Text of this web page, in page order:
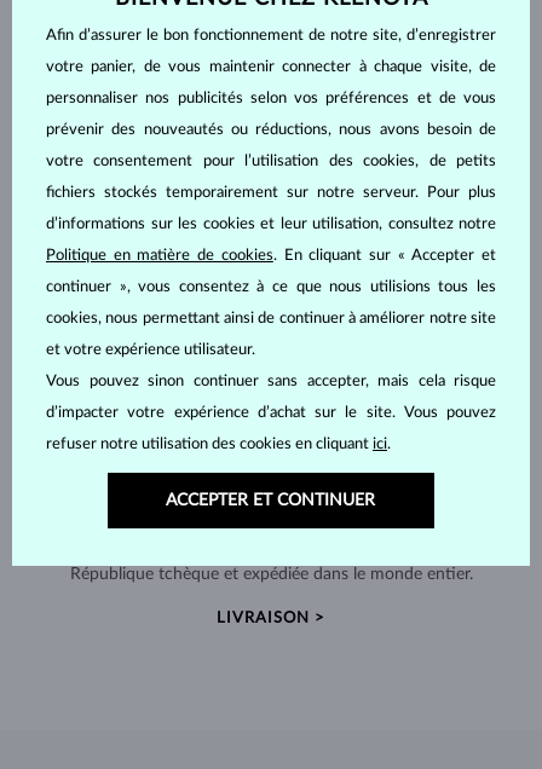
BIJOUX DE L'ATELIER KLENOTA
FABRIQUÉS À LA MAIN À PRAGUE
République tchèque et expédiée dans le monde entier.
LIVRAISON >
Afin d’assurer le bon fonctionnement de notre site, d’enregistrer
votre panier, de vous maintenir connecter à chaque visite, de
personnaliser nos publicités selon vos préférences et de vous
prévenir des nouveautés ou réductions, nous avons besoin de
votre consentement pour l’utilisation des cookies, de petits
fichiers stockés temporairement sur notre serveur. Pour plus
d’informations sur les cookies et leur utilisation, consultez notre
Politique en matière de cookies. En cliquant sur « Accepter et
continuer », vous consentez à ce que nous utilisions tous les
cookies, nous permettant ainsi de continuer à améliorer notre site
et votre expérience utilisateur.
Vous pouvez sinon continuer sans accepter, mais cela risque
d’impacter votre expérience d’achat sur le site. Vous pouvez
refuser notre utilisation des cookies en cliquant ici.
ACCEPTER ET CONTINUER